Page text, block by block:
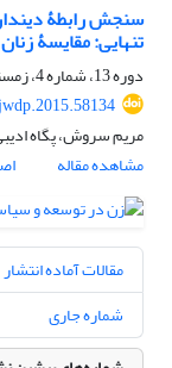
سنجش رابطۀ
تنهایی: مقایسۀ
دوره 13، شماره 4، زمستان 1394، صفحه
مریم سروش، پگاه
مشاهده مقاله
مقالات آماده انتشار
شماره جاری